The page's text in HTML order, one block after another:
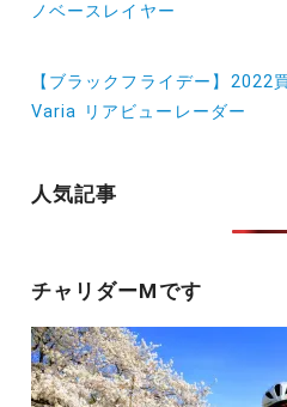
稿
ビ
ン
ノベースレイヤー
【ブラックフライデー】
Varia リアビューレーダー
人気記事
チャリダーMです